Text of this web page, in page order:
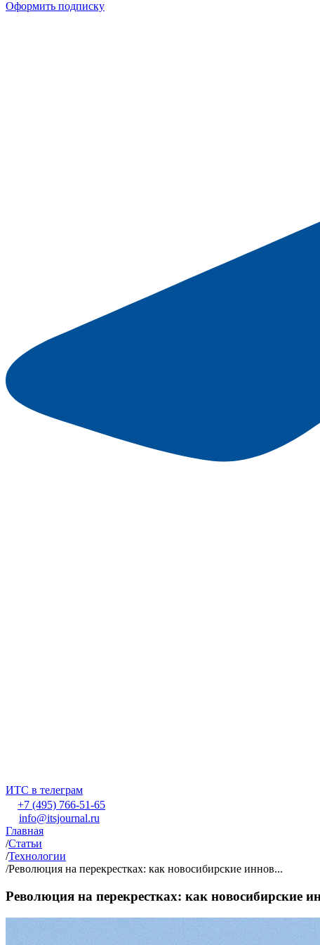
Оформить подписку
ИТС в телеграм
+7 (495) 766-51-65
info@itsjournal.ru
Главная
/Статьи
/Технологии
/Революция на перекрестках: как новосибирские иннов...
Революция на перекрестках: как новосибирские